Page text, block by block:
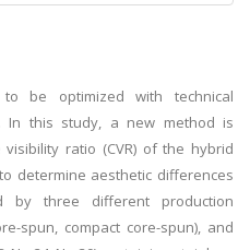
be optimized with technical
In this study, a new method is
ratio (CVR) of the hybrid
determine aesthetic differences
by three different production
spun, compact core-spun), and